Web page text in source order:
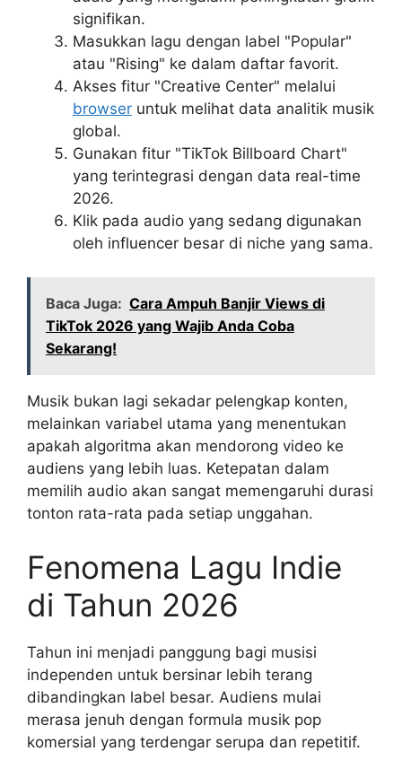
signifikan.
Masukkan lagu dengan label "Popular"
atau "Rising" ke dalam daftar favorit.
Akses fitur "Creative Center" melalui
browser untuk melihat data analitik musik
global.
Gunakan fitur "TikTok Billboard Chart"
yang terintegrasi dengan data real-time
2026.
Klik pada audio yang sedang digunakan
oleh influencer besar di niche yang sama.
Baca Juga: Cara Ampuh Banjir Views di
TikTok 2026 yang Wajib Anda Coba
Sekarang!
Musik bukan lagi sekadar pelengkap konten,
melainkan variabel utama yang menentukan
apakah algoritma akan mendorong video ke
audiens yang lebih luas. Ketepatan dalam
memilih audio akan sangat memengaruhi durasi
tonton rata-rata pada setiap unggahan.
Fenomena Lagu Indie
di Tahun 2026
Tahun ini menjadi panggung bagi musisi
independen untuk bersinar lebih terang
dibandingkan label besar. Audiens mulai
merasa jenuh dengan formula musik pop
komersial yang terdengar serupa dan repetitif.